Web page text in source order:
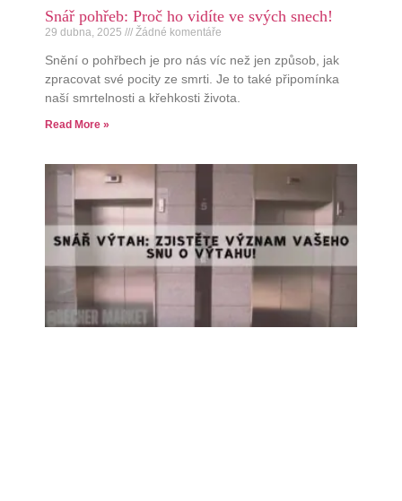
Snář pohřeb: Proč ho vidíte ve svých snech!
29 dubna, 2025 Žádné komentáře
Snění o pohřbech je pro nás víc než jen způsob, jak
zpracovat své pocity ze smrti. Je to také připomínka
naší smrtelnosti a křehkosti života.
Read More »